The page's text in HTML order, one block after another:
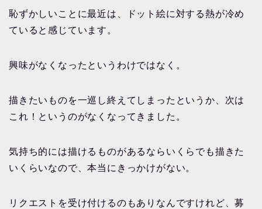
恥ずかしいことに最近は、ドット絵に対する熱が冷め
ていると感じています。
興味がなくなったというわけではなく。
描きたいものを一巡し終えてしまったというか、次は
これ！というのがなくなってきました。
気持ち的には描けるものがあるならいくらでも描きた
いくらいなので、本当にきっかけがない。
リクエストを受け付けるのもありなんですけれど、募